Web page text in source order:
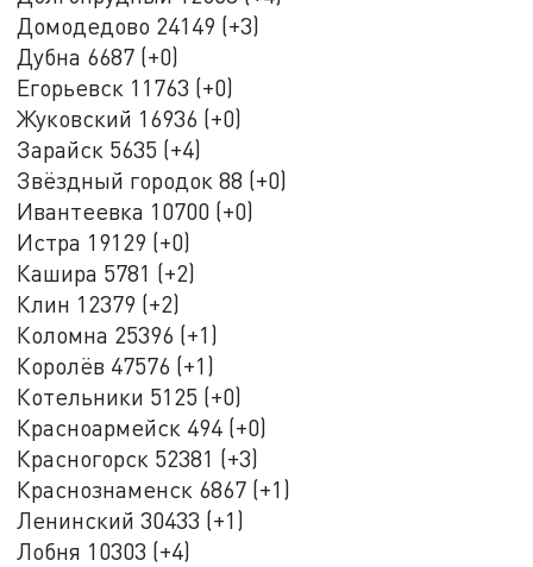
Домодедово 24149 (+3)
Дубна 6687 (+0)
Егорьевск 11763 (+0)
Жуковский 16936 (+0)
Зарайск 5635 (+4)
Звёздный городок 88 (+0)
Ивантеевка 10700 (+0)
Истра 19129 (+0)
Кашира 5781 (+2)
Клин 12379 (+2)
Коломна 25396 (+1)
Королёв 47576 (+1)
Котельники 5125 (+0)
Красноармейск 494 (+0)
Красногорск 52381 (+3)
Краснознаменск 6867 (+1)
Ленинский 30433 (+1)
Лобня 10303 (+4)